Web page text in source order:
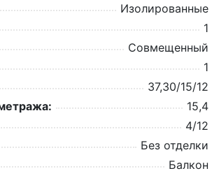
Изолированные
1
Совмещенный
1
37,30/15/12
15,4
4/12
Без отделки
Балкон